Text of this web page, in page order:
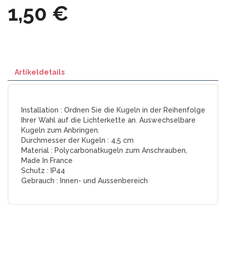
1,50 €
Artikeldetails
Installation : Ordnen Sie die Kugeln in der Reihenfolge
Ihrer Wahl auf die Lichterkette an. Auswechselbare
Kugeln zum Anbringen.
Durchmesser der Kugeln : 4,5 cm
Material : Polycarbonatkugeln zum Anschrauben,
Made In France
Schutz :
IP44
Gebrauch : Innen- und Aussenbereich